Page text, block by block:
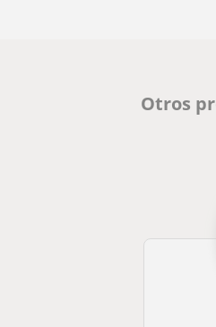
Otros